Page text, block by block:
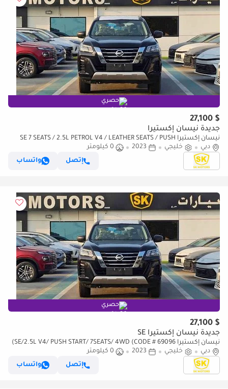
حصري
$ 27,100
جديدة نيسان إكستيرا
نيسان إكستيرا SE 7 SEATS / 2.5L PETROL V4 / LEATHER SEATS / PUSH
START / 4WD (CODE # 69096)
دبي خليجي 2023
0 كيلومتر
إتصل
واتساب
حصري
$ 27,100
جديدة نيسان إكستيرا SE
نيسان إكستيرا SE/2.5L V4/ PUSH START/ 7SEATS/ 4WD (CODE # 69096)
دبي
خليجي 2023
0 كيلومتر
إتصل
واتساب